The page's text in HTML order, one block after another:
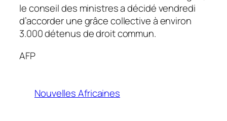
le conseil des ministres a décidé vendredi
d’accorder une grâce collective à environ
3.000 détenus de droit commun.
AFP
Nouvelles Africaines